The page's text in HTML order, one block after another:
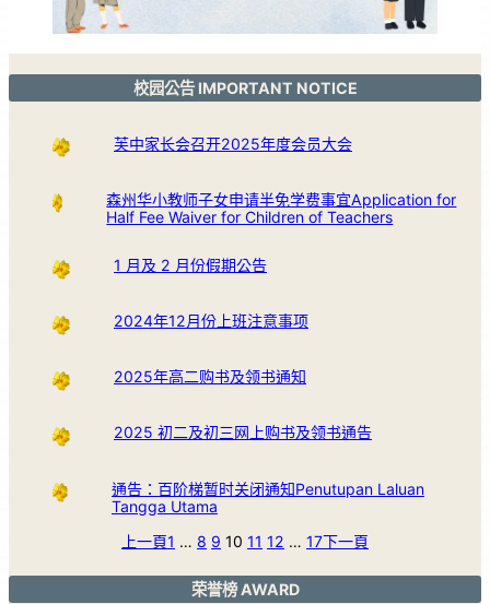
校园公告 IMPORTANT NOTICE
芙中家长会召开2025年度会员大会
森州华小教师子女申请半免学费事宜Application for
Half Fee Waiver for Children of Teachers
1 月及 2 月份假期公告
2024年12月份上班注意事项
2025年高二购书及领书通知
2025 初二及初三网上购书及领书通告
通告：百阶梯暂时关闭通知Penutupan Laluan
Tangga Utama
上一頁1 … 8 9 10 11 12 … 17下一頁
荣誉榜 AWARD